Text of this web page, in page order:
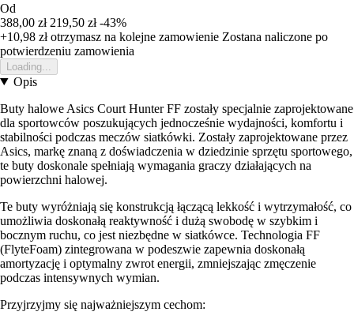
Od
388,00 zł 219,50 zł -43%
+10,98 złotrzymasz na kolejne zamowienie Zostana naliczone po
potwierdzeniu zamowienia
Loading...
Opis
Buty halowe Asics Court Hunter FF zostały specjalnie zaprojektowane
dla sportowców poszukujących jednocześnie wydajności, komfortu i
stabilności podczas meczów siatkówki. Zostały zaprojektowane przez
Asics, markę znaną z doświadczenia w dziedzinie sprzętu sportowego,
te buty doskonale spełniają wymagania graczy działających na
powierzchni halowej.
Te buty wyróżniają się konstrukcją łączącą lekkość i wytrzymałość, co
umożliwia doskonałą reaktywność i dużą swobodę w szybkim i
bocznym ruchu, co jest niezbędne w siatkówce. Technologia FF
(FlyteFoam) zintegrowana w podeszwie zapewnia doskonałą
amortyzację i optymalny zwrot energii, zmniejszając zmęczenie
podczas intensywnych wymian.
Przyjrzyjmy się najważniejszym cechom: